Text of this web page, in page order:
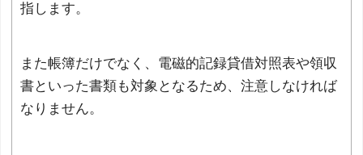
指します。
また帳簿だけでなく、電磁的記録貸借対照表や領収
書といった書類も対象となるため、注意しなければ
なりません。